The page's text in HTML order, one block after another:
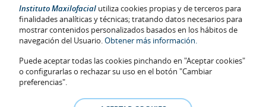
Última actualización: 2023
No. de autorización de centro sanitario: E08646940
La información presente en la web no reemplaza sino complementa
Instituto Maxilofacial utiliza cookies propias y de terceros para
finalidades analíticas y técnicas; tratando datos necesarios para
mostrar contenidos personalizados basados en los hábitos de
navegación del Usuario.Obtener más información.
Puede aceptar todas las cookies pinchando en "Aceptar cookies"
o configurarlas o rechazar su uso en el botón "Cambiar
preferencias".